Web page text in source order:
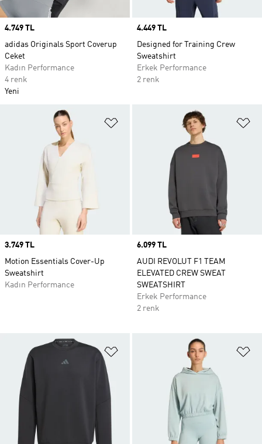
Price
4.749 TL
adidas Originals Sport Coverup
Ceket
Kadın Performance
4 renk
Yeni
Price
4.449 TL
Designed for Training Crew
Sweatshirt
Erkek Performance
2 renk
Favori Listesine Ekle
Price
3.749 TL
Motion Essentials Cover-Up
Sweatshirt
Kadın Performance
Price
6.099 TL
AUDI REVOLUT F1 TEAM
ELEVATED CREW SWEAT
SWEATSHIRT
Erkek Performance
2 renk
Favori Listesine Ekle